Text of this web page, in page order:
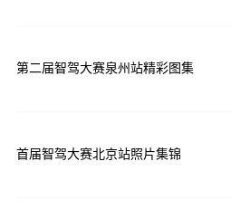
第二届智驾大赛泉州站精彩图集
首届智驾大赛北京站照片集锦